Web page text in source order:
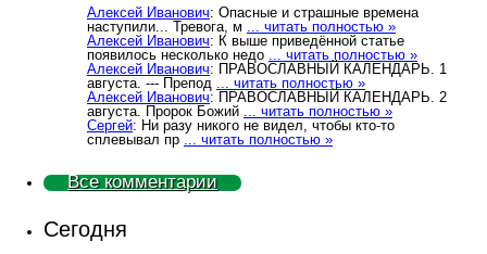
Алексей Иванович: Опасные и страшные времена
наступили... Тревога, м ... читать полностью »
Алексей Иванович: К выше приведённой статье
появилось несколько недо ... читать полностью »
Алексей Иванович: ПРАВОСЛАВНЫЙ КАЛЕНДАРЬ. 1
августа. --- Препод ... читать полностью »
Алексей Иванович: ПРАВОСЛАВНЫЙ КАЛЕНДАРЬ. 2
августа. Пророк Божий ... читать полностью »
Сергей: Ни разу никого не видел, чтобы кто-то
сплевывал пр ... читать полностью »
Все комментарии
Сегодня